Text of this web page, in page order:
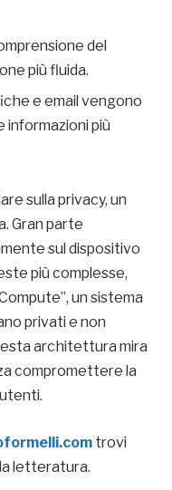
del
più fluida.
e email vengono
informazioni più
sulla privacy, un
Gran parte
sul dispositivo
più complesse,
un sistema
privati e non
architettura mira
compromettere la
trovi
letteratura.